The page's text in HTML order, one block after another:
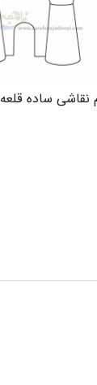
ساده قلعه